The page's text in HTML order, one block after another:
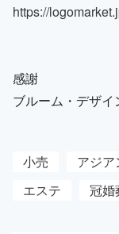
https://
感謝
ブルーム・デザイ
小売 アジ
エステ
冠婚